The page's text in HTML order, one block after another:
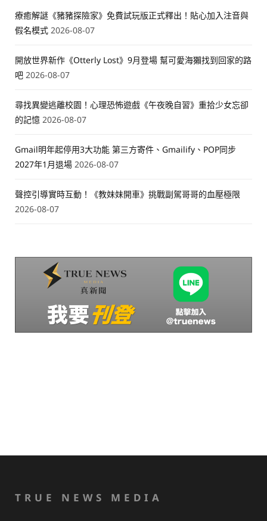
療癒解謎《豬豬探險家》免費試玩版正式釋出！貼心加入注音與
假名模式 2026-08-07
開放世界新作《Otterly Lost》9月登場 幫可愛海獺找到回家的路
吧 2026-08-07
尋找異變逃離校園！心理恐怖遊戲《午夜晚自習》重拾少女忘卻
的記憶 2026-08-07
Gmail明年起停用3大功能 第三方寄件、Gmailify、POP同步
2027年1月退場 2026-08-07
聲控引導實時互動！《教妹妹開車》挑戰副駕哥哥的血壓極限
2026-08-07
TRUE NEWS MEDIA